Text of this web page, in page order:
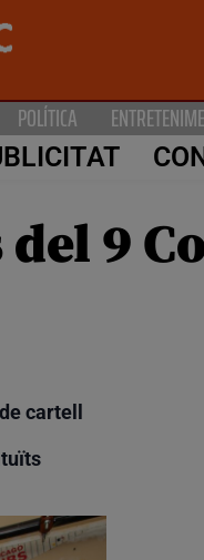
POLÍTICA
9
cartell